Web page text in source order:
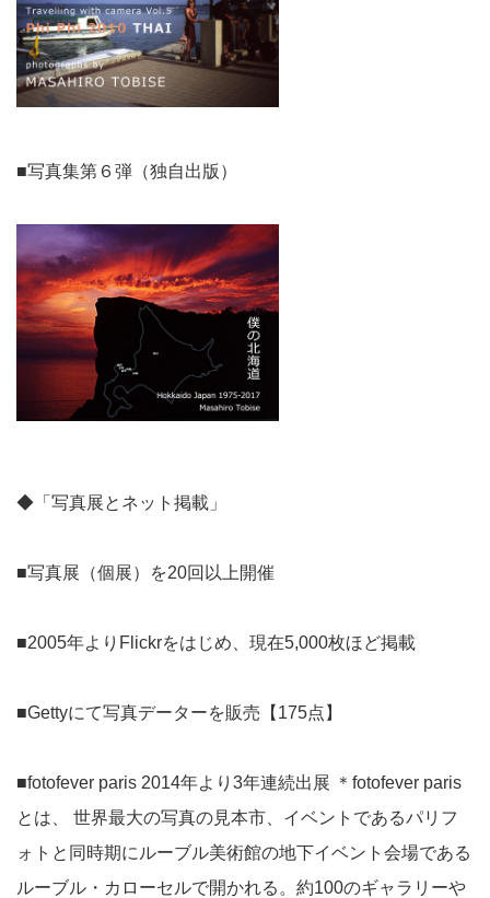
■写真集第６弾（独自出版）
◆「写真展とネット掲載」
■写真展（個展）を20回以上開催
■2005年よりFlickrをはじめ、現在5,000枚ほど掲載
■Gettyにて写真データーを販売【175点】
■fotofever paris 2014年より3年連続出展 ＊fotofever paris
とは、 世界最大の写真の見本市、イベントであるパリフ
ォトと同時期にルーブル美術館の地下イベント会場である
ルーブル・カローセルで開かれる。約100のギャラリーや